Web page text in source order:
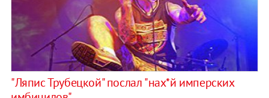
"Ляпис Трубецкой" послал "нах*й имперских